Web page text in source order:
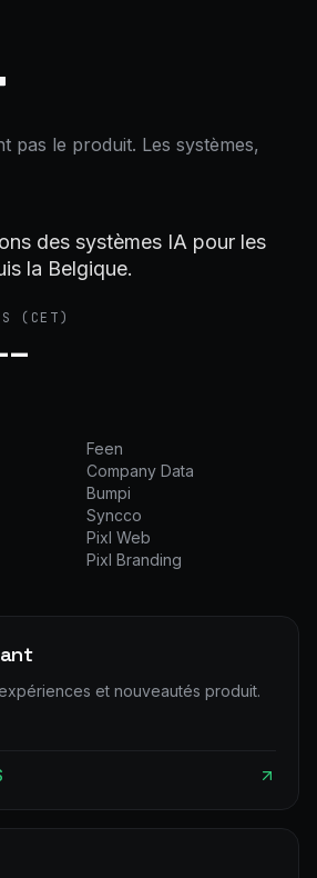
pas le produit. Les systèmes,
des systèmes IA pour les
la Belgique.
(CET)
Feen
Company Data
Bumpi
Syncco
Pixl Web
Pixl Branding
et nouveautés produit.